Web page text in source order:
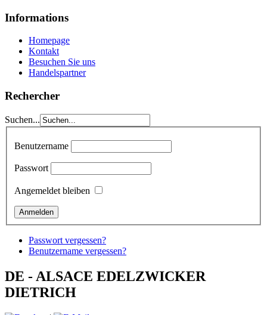
Informations
Homepage
Kontakt
Besuchen Sie uns
Handelspartner
Rechercher
Suchen...
Benutzername
Passwort
Angemeldet bleiben
Passwort vergessen?
Benutzername vergessen?
DE - ALSACE EDELZWICKER
DIETRICH